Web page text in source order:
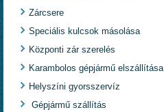
Zárcsere
Speciális kulcsok másolása
Központi zár szerelés
Karambolos gépjármű elszállítása
Helyszíni gyorsszervíz
Gépjármű szállítás